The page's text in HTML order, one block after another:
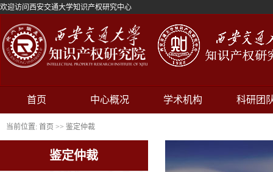
欢迎访问西安交通大学知识产权研究中心
首页 中心概况 学术机构 科研团
当前位置: 首页 >> 鉴定仲裁
鉴定仲裁